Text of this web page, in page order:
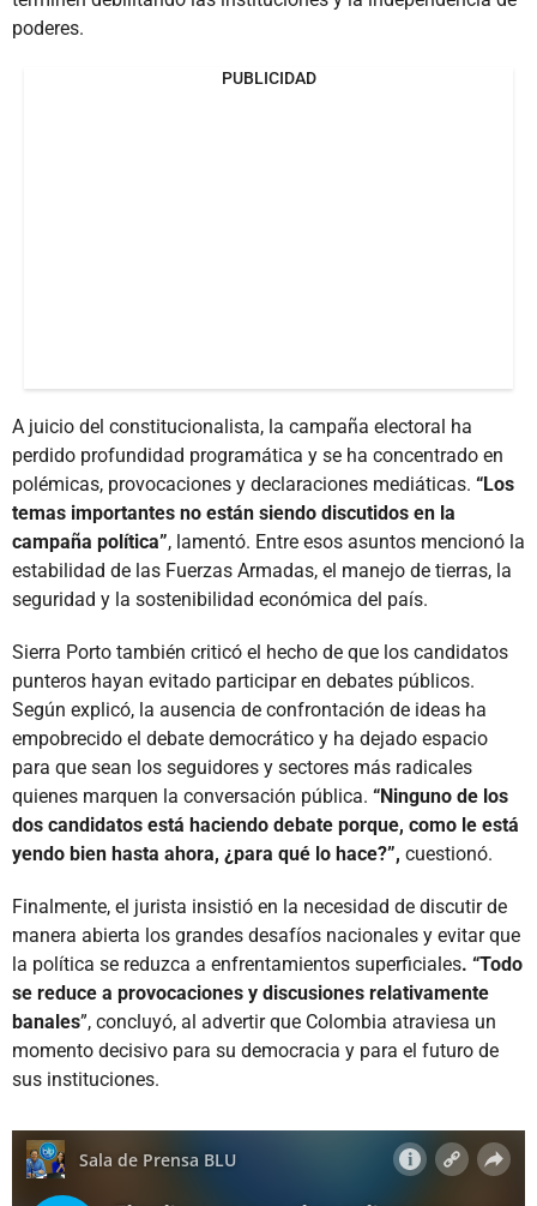
poderes.
PUBLICIDAD
A juicio del constitucionalista, la campaña electoral ha
perdido profundidad programática y se ha concentrado en
polémicas, provocaciones y declaraciones mediáticas. “Los
temas importantes no están siendo discutidos en la
campaña política”, lamentó. Entre esos asuntos mencionó la
estabilidad de las Fuerzas Armadas, el manejo de tierras, la
seguridad y la sostenibilidad económica del país.
Sierra Porto también criticó el hecho de que los candidatos
punteros hayan evitado participar en debates públicos.
Según explicó, la ausencia de confrontación de ideas ha
empobrecido el debate democrático y ha dejado espacio
para que sean los seguidores y sectores más radicales
quienes marquen la conversación pública. “Ninguno de los
dos candidatos está haciendo debate porque, como le está
yendo bien hasta ahora, ¿para qué lo hace?”, cuestionó.
Finalmente, el jurista insistió en la necesidad de discutir de
manera abierta los grandes desafíos nacionales y evitar que
la política se reduzca a enfrentamientos superficiales. “Todo
se reduce a provocaciones y discusiones relativamente
banales”, concluyó, al advertir que Colombia atraviesa un
momento decisivo para su democracia y para el futuro de
sus instituciones.